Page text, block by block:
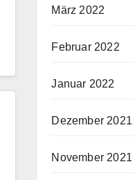
März 2022
Februar 2022
Januar 2022
Dezember 2021
November 2021